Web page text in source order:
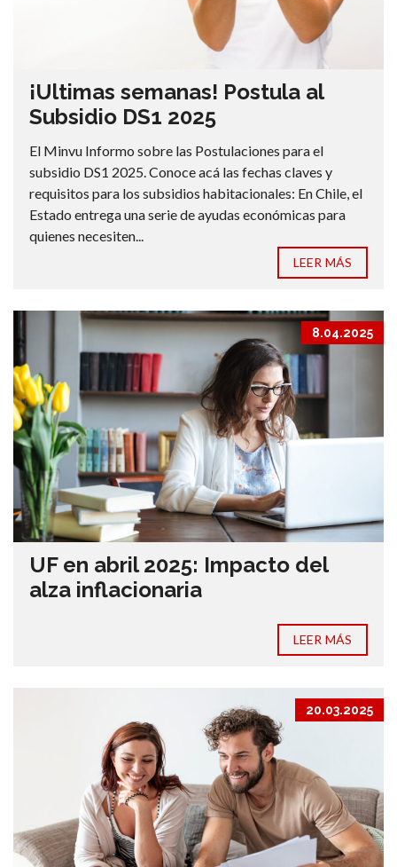
¡Ultimas semanas! Postula al
Subsidio DS1 2025
El Minvu Informo sobre las Postulaciones para el
subsidio DS1 2025. Conoce acá las fechas claves y
requisitos para los subsidios habitacionales: En Chile, el
Estado entrega una serie de ayudas económicas para
quienes necesiten...
LEER MÁS
8.04.2025
UF en abril 2025: Impacto del
alza inflacionaria
LEER MÁS
20.03.2025